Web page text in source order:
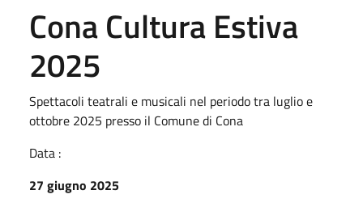
Cona Cultura Estiva
2025
Spettacoli teatrali e musicali nel periodo tra luglio e
ottobre 2025 presso il Comune di Cona
Data :
27 giugno 2025